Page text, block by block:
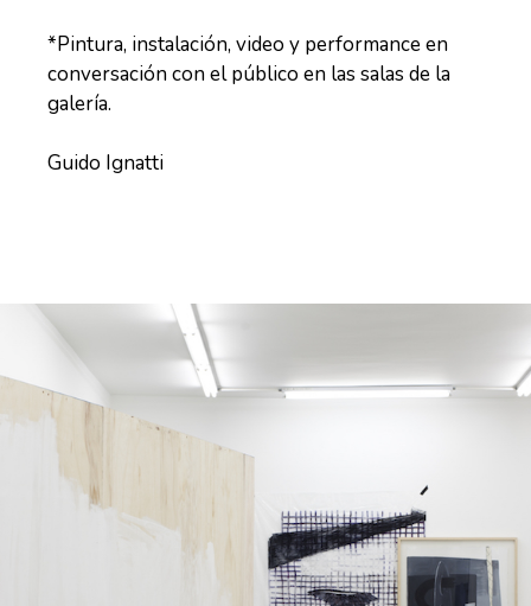
*Pintura, instalación, video y performance en
conversación con el público en las salas de la
galería.
Guido Ignatti